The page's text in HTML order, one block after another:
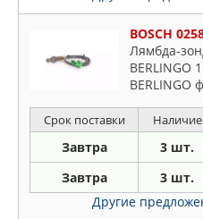
BOSCH
Лямбда-
BERLINGO
BERLINGO
C3 Pluriel
Срок поставки Наличие
Завтра 3 шт.
Завтра 3 шт.
Другие